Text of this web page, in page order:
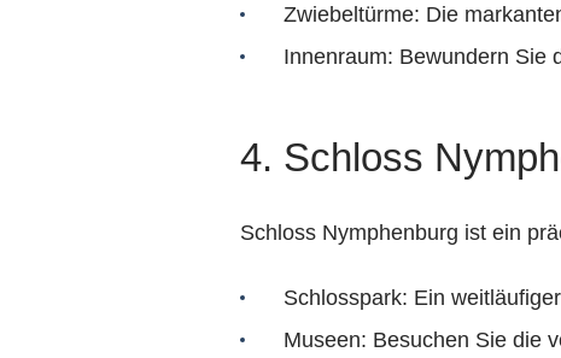
Zwiebeltürme: Die
Innenraum: Bewundern Sie
4. Schloss
Schloss Nymphenburg ist ein
Schlosspark: Ein
Museen: Besuchen Sie die